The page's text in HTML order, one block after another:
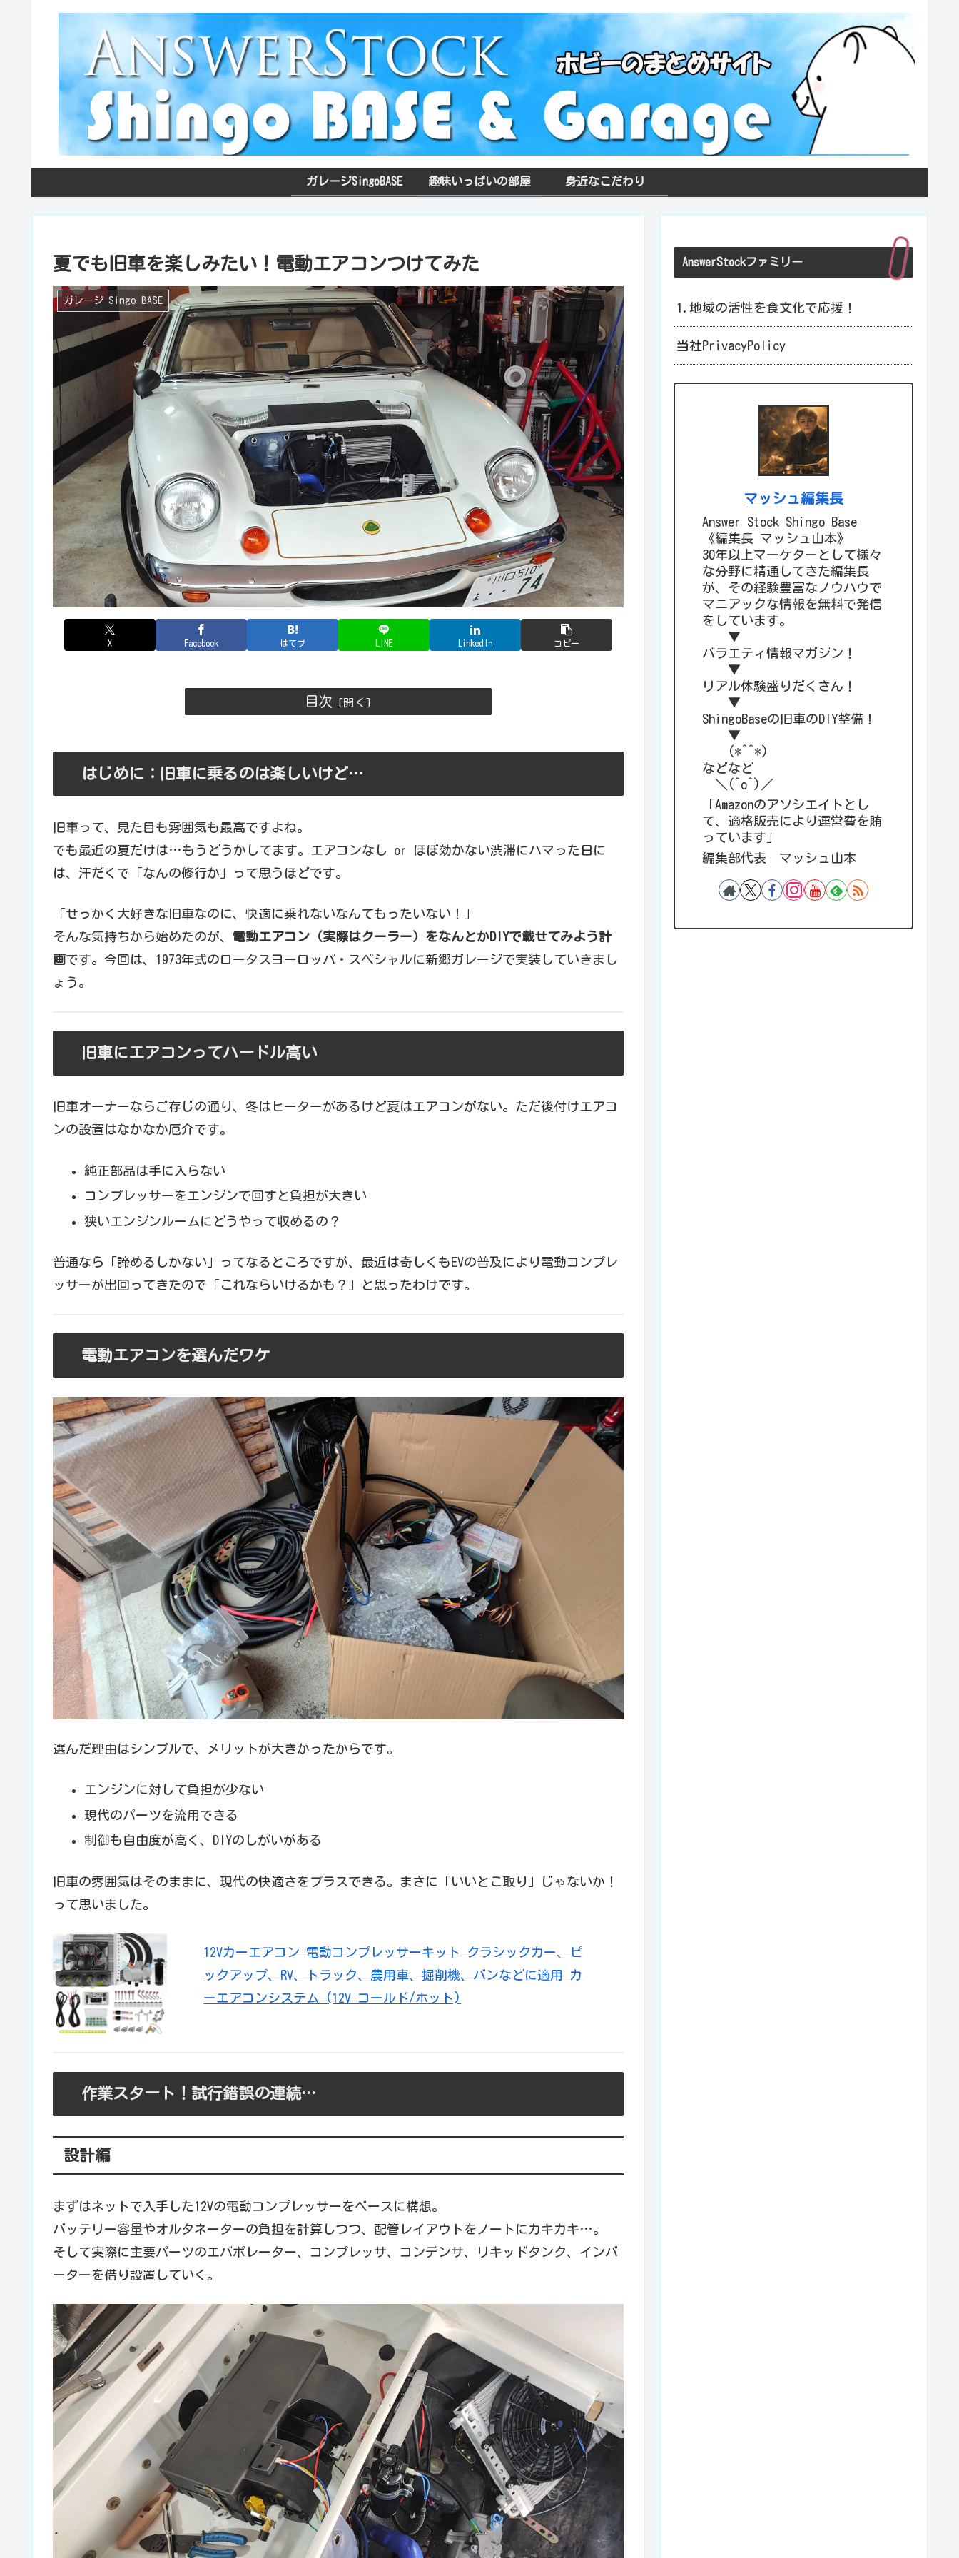
ガレージSingoBASE 趣味いっぱいの部屋 身近なこだわり
夏でも旧車を楽しみたい！電動エアコンつけてみた
ガレージ Singo BASE
X Facebook はてブ LINE LinkedIn コピー
目次
はじめに：旧車に乗るのは楽しいけど…
旧車って、見た目も雰囲気も最高ですよね。
でも最近の夏だけは…もうどうかしてます。エアコンなし or ほぼ効かない渋滞にハマった日に
は、汗だくで「なんの修行か」って思うほどです。
「せっかく大好きな旧車なのに、快適に乗れないなんてもったいない！」
そんな気持ちから始めたのが、 電動エアコン（実際はクーラー）をなんとかDIYで載せてみよう計
画です。今回は、1973年式のロータスヨーロッパ・スペシャルに新郷ガレージで実装していきまし
ょう。
旧車にエアコンってハードル高い
旧車オーナーならご存じの通り、冬はヒーターがあるけど夏はエアコンがない。ただ後付けエアコ
ンの設置はなかなか厄介です。
純正部品は手に入らない
コンプレッサーをエンジンで回すと負担が大きい
狭いエンジンルームにどうやって収めるの？
普通なら「諦めるしかない」ってなるところですが、最近は奇しくもEVの普及により電動コンプレ
ッサーが出回ってきたので「これならいけるかも？」と思ったわけです。
電動エアコンを選んだワケ
選んだ理由はシンプルで、メリットが大きかったからです。
エンジンに対して負担が少ない
現代のパーツを流用できる
制御も自由度が高く、DIYのしがいがある
旧車の雰囲気はそのままに、現代の快適さをプラスできる。まさに「いいとこ取り」じゃないか！
って思いました。
12Vカーエアコン 電動コンプレッサーキット クラシックカー、ピ
ックアップ、RV、トラック、農用車、掘削機、バンなどに適用 カ
ーエアコンシステム (12V コールド/ホット)
作業スタート！試行錯誤の連続…
設計編
まずはネットで入手した12Vの電動コンプレッサーをベースに構想。
バッテリー容量やオルタネーターの負担を計算しつつ、配管レイアウトをノートにカキカキ…。
そして実際に主要パーツのエバポレーター、コンプレッサ、コンデンサ、リキッドタンク、インバ
ーターを借り設置していく。
AnswerStockファミリー
1.地域の活性を食文化で応援！
当社PrivacyPolicy
マッシュ編集長
Answer Stock Shingo Base
《編集長 マッシュ山本》
30年以上マーケターとして様々
な分野に精通してきた編集長
が、その経験豊富なノウハウで
マニアックな情報を無料で発信
をしています。
▼
バラエティ情報マガジン！
▼
リアル体験盛りだくさん！
▼
ShingoBaseの旧車のDIY整備！
▼
(*^^*)
などなど
＼(^o^)／
「Amazonのアソシエイトとし
て、適格販売により運営費を賄
っています」
編集部代表 マッシュ山本